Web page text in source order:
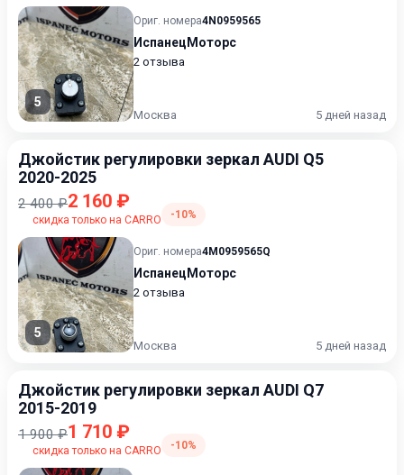
5
Ориг. номера4N0959565
ИспанецМоторс
2 отзыва
Москва 5 дней назад
Джойстик регулировки зеркал AUDI Q5
2020-2025
2 400 ₽2 160 ₽
скидка только на CARRO -10%
5
Ориг. номера4M0959565Q
ИспанецМоторс
2 отзыва
Москва 5 дней назад
Джойстик регулировки зеркал AUDI Q7
2015-2019
1 900 ₽1 710 ₽
скидка только на CARRO -10%